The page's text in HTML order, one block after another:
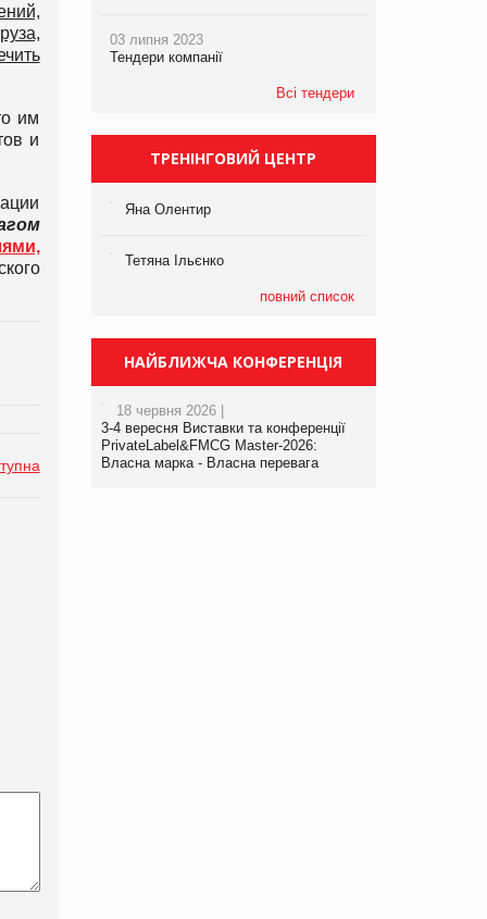
им
и
03 липня 2023
Тендери компанії
Всі тендери
ТРЕНІНГОВИЙ ЦЕНТР
Яна Олентир
Тетяна Ільєнко
повний список
НАЙБЛИЖЧА КОНФЕРЕНЦІЯ
18 червня 2026 |
3-4 вересня Виставки та конференції
PrivateLabel&FMCG Master-2026:
Власна марка - Власна перевага